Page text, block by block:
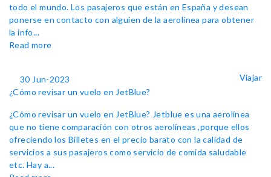
todo el mundo. Los pasajeros que están en España y desean
ponerse en contacto con alguien de la aerolínea para obtener
la info...
Read more
30 Jun-2023
Viajar
¿Cómo revisar un vuelo en JetBlue?
¿Cómo revisar un vuelo en JetBlue? Jetblue es una aerolínea
que no tiene comparación con otros aerolíneas ,porque ellos
ofreciendo los Billetes en el precio barato con la calidad de
servicios a sus pasajeros como servicio de comida saludable
etc. Hay a...